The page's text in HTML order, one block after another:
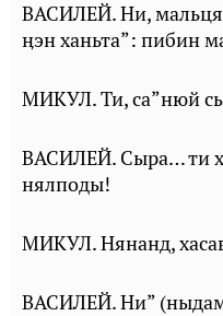
ВАСИЛЕЙ. Ни,
ӊэн ханьта”: пибин
МИКУЛ. Ти, са”нюй
ВАСИЛЕЙ. Сыра… ти
нялподы!
МИКУЛ. Нянанд,
ВАСИЛЕЙ. Ни”